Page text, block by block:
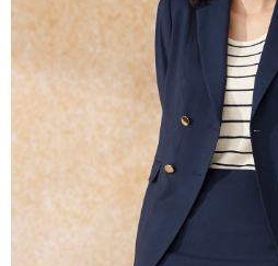
購買商品的店家。未經商家同意取消之訂
後付繳納相關費用。
※ 交易是否成功請以「AFTEE先享後付 」
是否繳費成功／繳費後需取消欲退款等相
客戶支援中心」
https://
【注意事項】
１．透過由恩沛科技股份有限公司提供之
易，需依本服務之必要範圍內提供個人資
權轉讓予恩沛科技股份有限公司。
２．關於個人資料處理事宜，請瀏覽以下網
https://aftee.tw/terms/#terms3
３．未成年的使用者請事先徵得法定代理